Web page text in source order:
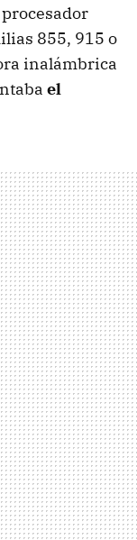
855, 915 o
inalámbrica
el